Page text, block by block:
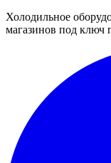
Холодильное
магазинов под ключ